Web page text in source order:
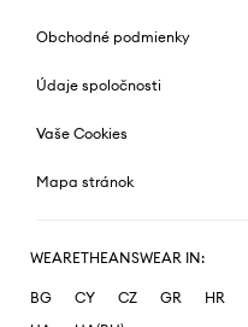
Obchodné podmienky
Údaje spoločnosti
Vaše Cookies
Mapa stránok
WEARETHEANSWEAR IN:
BG CY CZ GR HR